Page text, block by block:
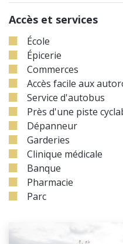
Accès et services
École
Épicerie
Commerces
Accès facile aux
Service d'autobus
Près d'une piste
Dépanneur
Garderies
Clinique médicale
Banque
Pharmacie
Parc